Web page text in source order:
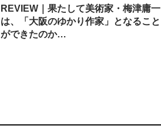
REVIEW｜果たして美術家・梅津庸一
は、「大阪のゆかり作家」となること
ができたのか…